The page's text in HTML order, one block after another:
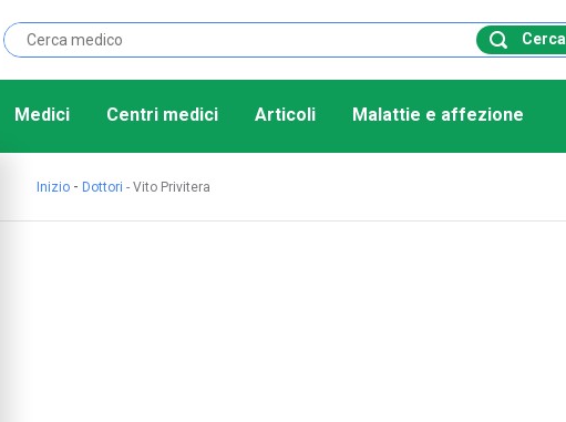
Cerca
Medici Centri medici Articoli Malattie e affezione
Inizio - Dottori - Vito Privitera